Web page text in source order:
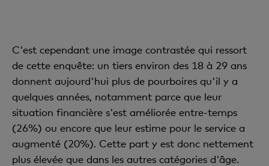
C'est cependant une image contrastée qui ressort
de cette enquête: un tiers environ des 18 à 29 ans
donnent aujourd'hui plus de pourboires qu'il y a
quelques années, notamment parce que leur
situation financière s'est améliorée entre-temps
(26%) ou encore que leur estime pour le service a
augmenté (20%). Cette part y est donc nettement
plus élevée que dans les autres catégories d'âge.